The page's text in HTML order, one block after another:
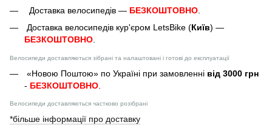
Доставка велосипедів — БЕЗКОШТОВНО
Доставка велосипедів кур'єром LetsBike (Київ) —
БЕЗКОШТОВНО.
Велосипеди доставляються зібрані та налаштовані і готові до експлуатації
«Новою Поштою» по Україні при замовленні від 3000 грн
- БЕЗКОШТОВНО
Велосипеди доставляються частково розібрані
*більше інформації про доставку